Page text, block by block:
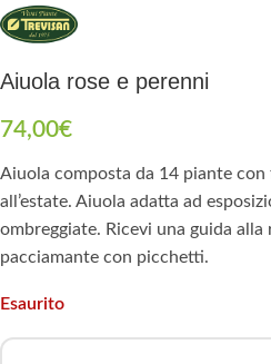
Aiuola rose e perenni
74,00€
Aiuola composta da 14 piante
all’estate. Aiuola adatta ad
ombreggiate. Ricevi una guida alla
pacciamante con picchetti.
Esaurito